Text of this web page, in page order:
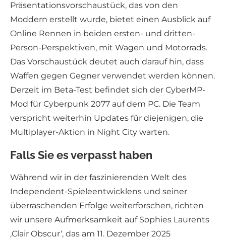
Präsentationsvorschaustück, das von den
Moddern erstellt wurde, bietet einen Ausblick auf
Online Rennen in beiden ersten- und dritten-
Person-Perspektiven, mit Wagen und Motorrads.
Das Vorschaustück deutet auch darauf hin, dass
Waffen gegen Gegner verwendet werden können.
Derzeit im Beta-Test befindet sich der CyberMP-
Mod für Cyberpunk 2077 auf dem PC. Die Team
verspricht weiterhin Updates für diejenigen, die
Multiplayer-Aktion in Night City warten.
Falls Sie es verpasst haben
Während wir in der faszinierenden Welt des
Independent-Spieleentwicklens und seiner
überraschenden Erfolge weiterforschen, richten
wir unsere Aufmerksamkeit auf Sophies Laurents
‚Clair Obscur‘, das am 11. Dezember 2025